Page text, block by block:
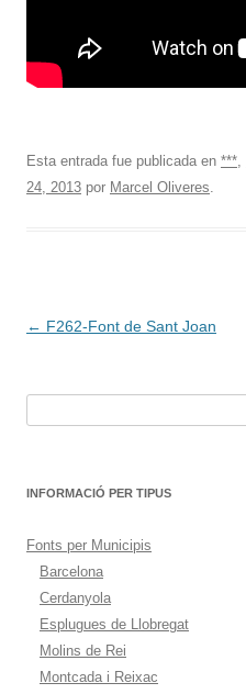
Esta entrada fue publicada en ***,
24, 2013 por Marcel Oliveres.
Navegación
← F262-Font de Sant Joan
INFORMACIÓ PER TIPUS
Fonts per Municipis
Barcelona
Cerdanyola
Esplugues de Llobregat
Molins de Rei
Montcada i Reixac